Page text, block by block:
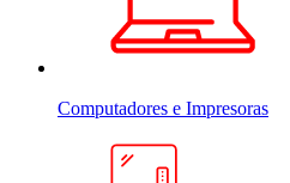
Computadores e Impresoras